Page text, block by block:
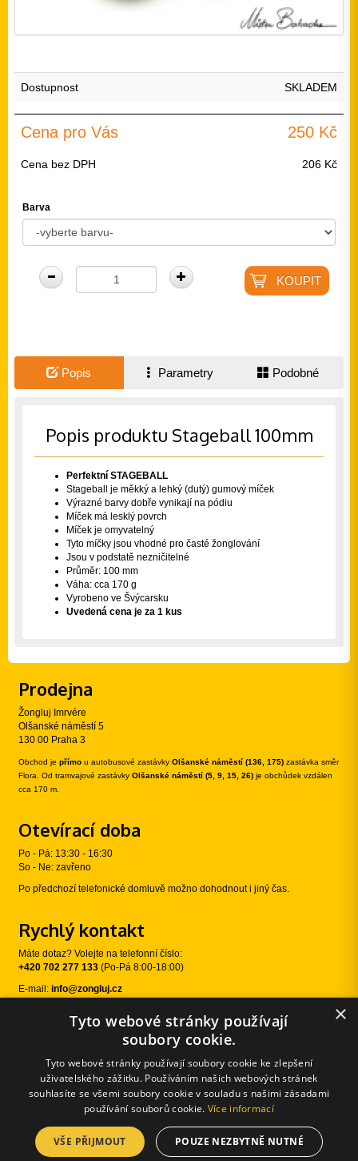
Dostupnost SKLADEM
Cena pro Vás 250 Kč
Cena bez DPH 206 Kč
Barva
Popis Parametry Podobné
Popis produktu Stageball 100mm
Perfektní STAGEBALL
Stageball je měkký a lehký (dutý) gumový míček
Výrazné barvy dobře vynikají na pódiu
Míček má lesklý povrch
Míček je omyvatelný
Tyto míčky jsou vhodné pro časté žonglování
Jsou v podstatě nezničitelné
Průměr: 100 mm
Váha: cca 170 g
Vyrobeno ve Švýcarsku
Uvedená cena je za 1 kus
Prodejna
Žongluj Imrvére
Olšanské náměstí 5
130 00 Praha 3
Obchod je přímo u autobusové zastávky Olšanské náměstí (136, 175) zastávka směr
Flora. Od tramvajové zastávky Olšanské náměstí (5, 9, 15, 26) je obchůdek vzdálen
cca 170 m.
Otevírací doba
Po - Pá: 13:30 - 16:30
So - Ne: zavřeno
Po předchozí telefonické domluvě možno dohodnout i jiný čas.
Rychlý kontakt
Máte dotaz? Volejte na telefonní číslo:
+420 702 277 133 (Po-Pá 8:00-18:00)
E-mail: info@zongluj.cz
Sledujte nás
© 2026 Žongluj.cz |
Používání cookies|
E-shopové řešení od:
×
Tyto webové stránky používají
soubory cookie.
Tyto webové stránky používají soubory cookie ke zlepšení
uživatelského zážitku. Používáním našich webových stránek
souhlasíte se všemi soubory cookie v souladu s našimi zásadami
používání souborů cookie. Více informací
VŠE PŘIJMOUT POUZE NEZBYTNĚ NUTNÉ